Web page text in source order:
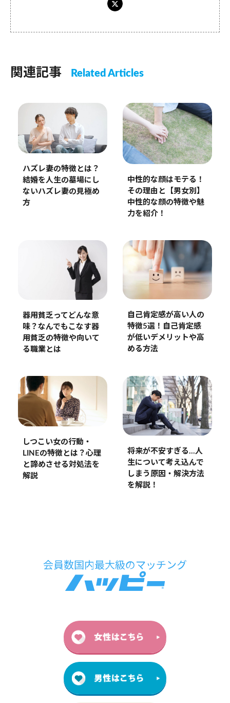
関連記事 Related Articles
ハズレ妻の特徴とは？
結婚を人生の墓場にし
ないハズレ妻の見極め
方
中性的な顔はモテる！
その理由と【男女別】
中性的な顔の特徴や魅
力を紹介！
器用貧乏ってどんな意
味？なんでもこなす器
用貧乏の特徴や向いて
る職業とは
自己肯定感が高い人の
特徴5選！自己肯定感
が低いデメリットや高
める方法
しつこい女の行動・
LINEの特徴とは？心理
と諦めさせる対処法を
解説
将来が不安すぎる…人
生について考え込んで
しまう原因・解決方法
を解説！